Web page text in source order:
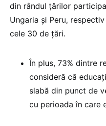
din rândul țărilor
Ungaria și Peru,
cele 30 de țări.
În plus, 73% dintre
consideră că
slabă din punct de
cu perioada în care